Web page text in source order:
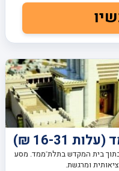
16-31 ₪)
בית המקדש בתלת־ממד. מסע
ומרגשת.